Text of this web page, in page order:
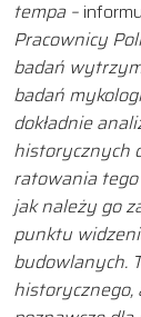
tempa –
Pracownicy
badań
badań
dokładnie
historycznych
ratowania
jak należy go
punktu
budowlanych.
historycznego,